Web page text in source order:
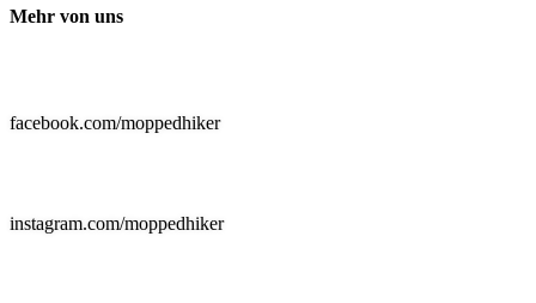
Mehr von uns
facebook.com/moppedhiker
instagram.com/moppedhiker